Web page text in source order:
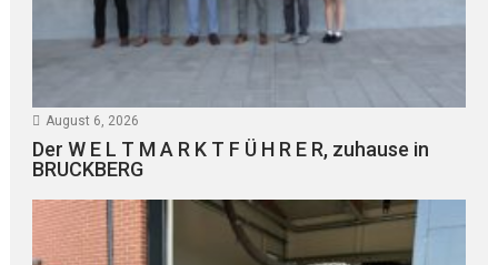
August 6, 2026
Der W E L T M A R K T F Ü H R E R, zuhause in
BRUCKBERG